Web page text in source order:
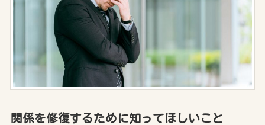
関係を修復するために知ってほしいこと